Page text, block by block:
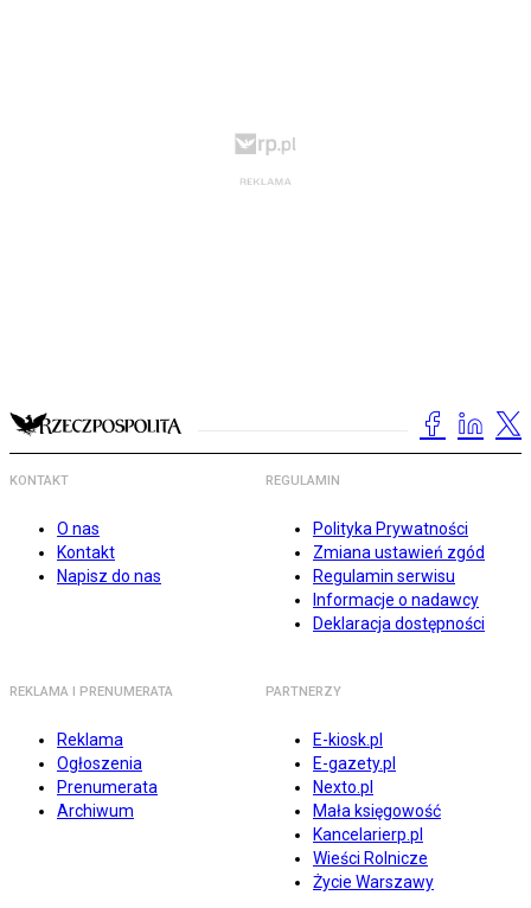
KONTAKT
O nas
Kontakt
Napisz do nas
REGULAMIN
Polityka Prywatności
Zmiana ustawień zgód
Regulamin serwisu
Informacje o nadawcy
Deklaracja dostępności
REKLAMA I PRENUMERATA
Reklama
Ogłoszenia
Prenumerata
Archiwum
PARTNERZY
E-kiosk.pl
E-gazety.pl
Nexto.pl
Mała księgowość
Kancelarierp.pl
Wieści Rolnicze
Życie Warszawy